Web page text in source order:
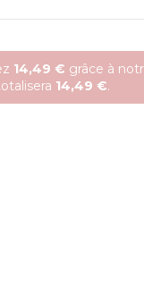
14,49 € grâce à
14,49 €.